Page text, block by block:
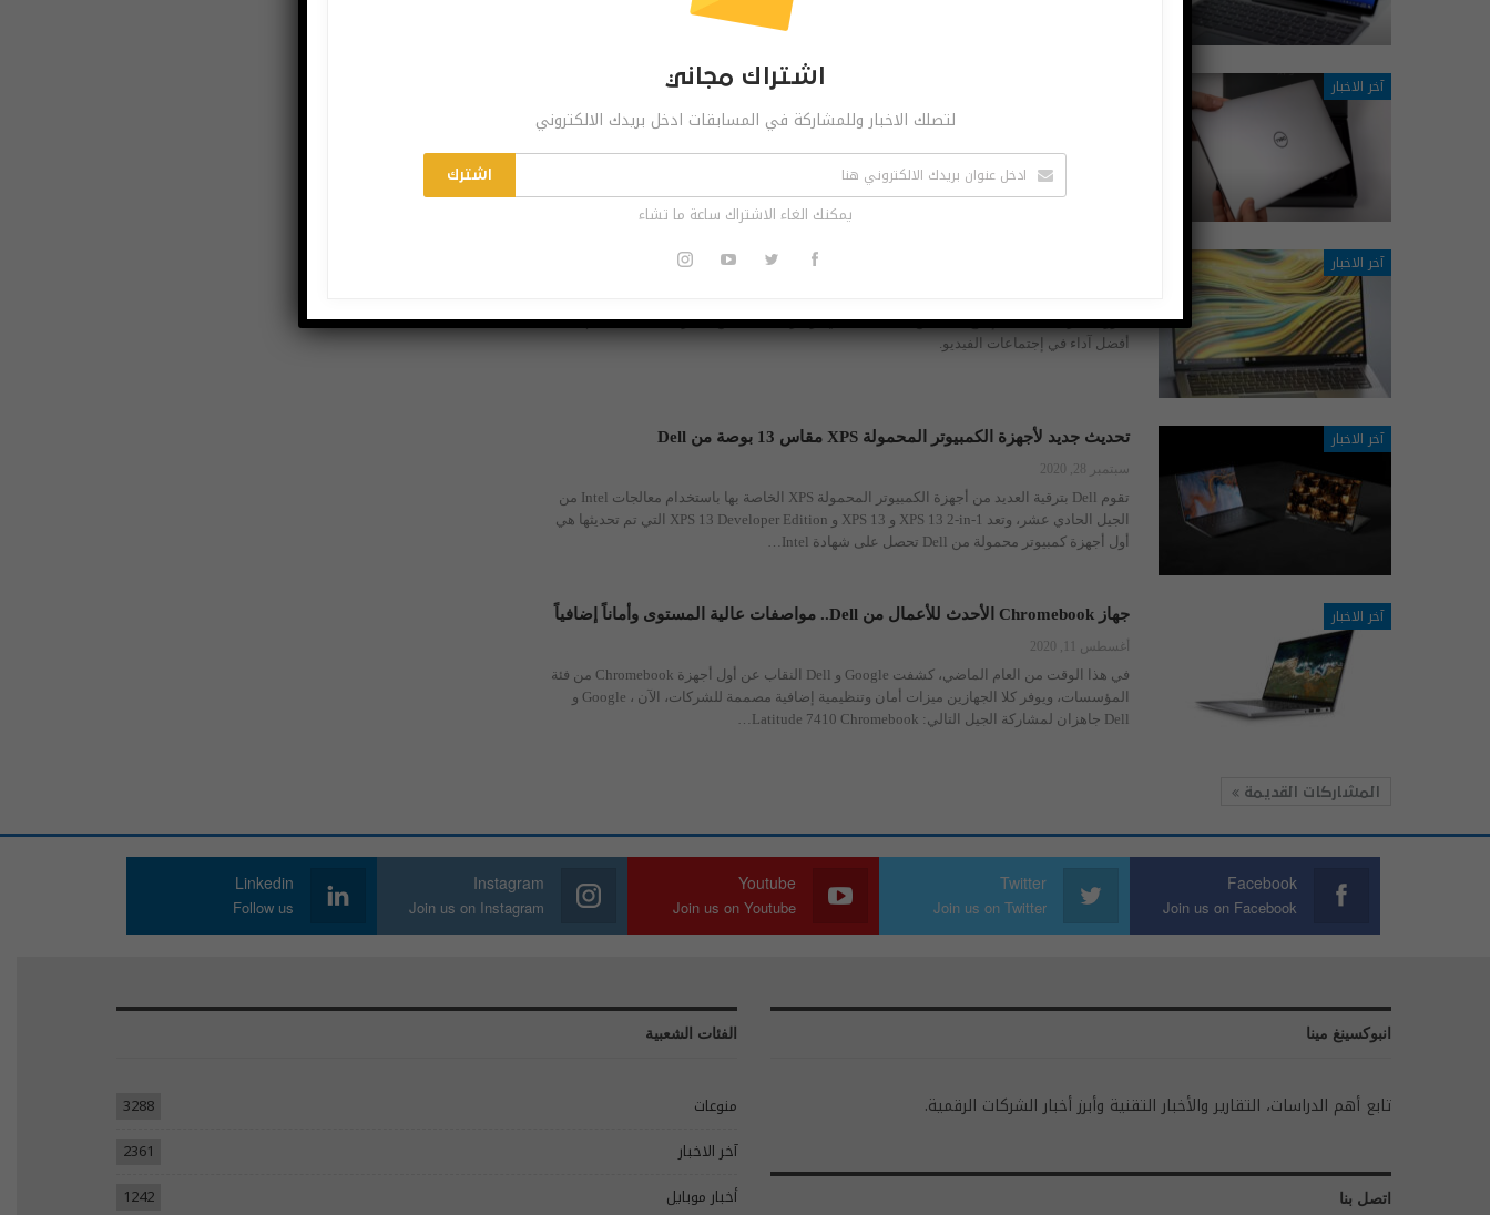
آخر الاخبار
مميز ومواصفات ممتازة.
آخر الاخبار
طورت شركة Dell خط إنتاج جديد من الشاشات التي ترتكز على تحسين كاميرة webcam لتقدم
أفضل آداء في إجتماعات الفيديو.
آخر الاخبار تحديث جديد لأجهزة الكمبيوتر المحمولة XPS مقاس 13 بوصة من Dell
سبتمبر 28, 2020
تقوم Dell بترقية العديد من أجهزة الكمبيوتر المحمولة XPS الخاصة بها باستخدام معالجات Intel من
الجيل الحادي عشر، وتعد XPS 13 2-in-1 و XPS 13 و XPS 13 Developer Edition التي تم تحديثها هي
أول أجهزة كمبيوتر محمولة من Dell تحصل على شهادة Intel…
آخر الاخبار جهاز Chromebook الأحدث للأعمال من Dell.. مواصفات عالية المستوى وأماناً إضافياً
أغسطس 11, 2020
في هذا الوقت من العام الماضي، كشفت Google و Dell النقاب عن أول أجهزة Chromebook من فئة
المؤسسات، ويوفر كلا الجهازين ميزات أمان وتنظيمية إضافية مصممة للشركات، الآن ، Google و
Dell جاهزان لمشاركة الجيل التالي: Latitude 7410 Chromebook…
المشاركات القديمة
Facebook
Join us on Facebook
Twitter
Join us on Twitter
Youtube
Join us on Youtube
Instagram
Join us on Instagram
Linkedin
Follow us
انبوكسينغ مينا
تابع أهم الدراسات، التقارير والأخبار التقنية وأبرز أخبار الشركات الرقمية.
اتصل بنا
الفئات الشعبية
منوعات
3288
آخر الاخبار
2361
أخبار موبايل
1242
اشتراك مجاني
لتصلك الاخبار وللمشاركة في المسابقات ادخل بريدك الالكتروني
اشترك
يمكنك الغاء الاشتراك ساعة ما تشاء